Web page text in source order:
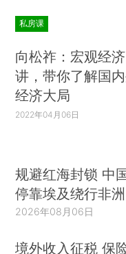
私房课
向松祚：宏观经
讲，带你了解国
经济大局
2022年04月06日
规避红海封锁 中
停靠埃及绕行非洲
2026年08月06日
境外收入征税 保